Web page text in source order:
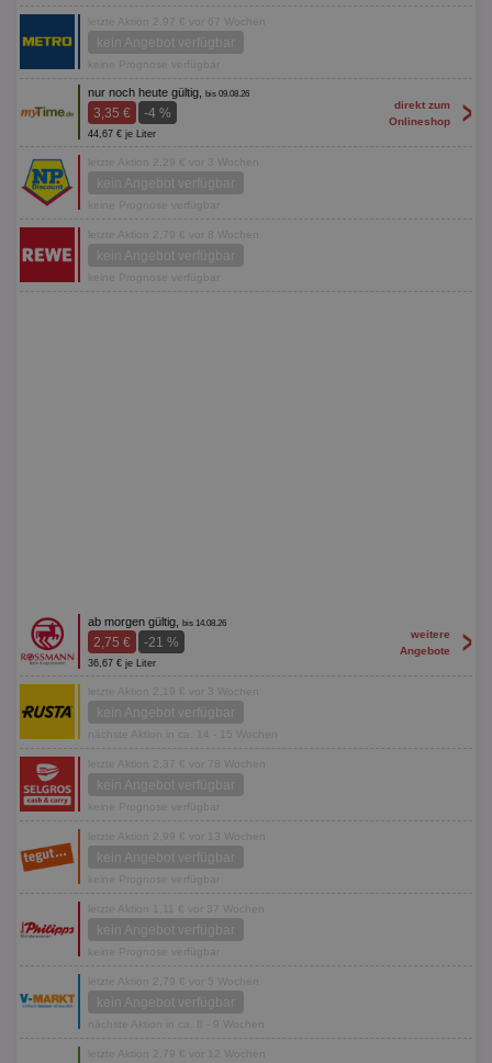
letzte Aktion 2,97 € vor 67 Wochen
kein Angebot verfügbar
keine Prognose verfügbar
nur noch heute gültig, bis 09.08.26
3,35 € -4 %
44,67 € je Liter
direkt zum
Onlineshop
>
letzte Aktion 2,29 € vor 3 Wochen
kein Angebot verfügbar
keine Prognose verfügbar
letzte Aktion 2,79 € vor 8 Wochen
kein Angebot verfügbar
keine Prognose verfügbar
ab morgen gültig, bis 14.08.26
2,75 € -21 %
36,67 € je Liter
weitere
Angebote
>
letzte Aktion 2,19 € vor 3 Wochen
kein Angebot verfügbar
nächste Aktion in ca. 14 - 15 Wochen
letzte Aktion 2,37 € vor 78 Wochen
kein Angebot verfügbar
keine Prognose verfügbar
letzte Aktion 2,99 € vor 13 Wochen
kein Angebot verfügbar
keine Prognose verfügbar
letzte Aktion 1,11 € vor 37 Wochen
kein Angebot verfügbar
keine Prognose verfügbar
letzte Aktion 2,79 € vor 5 Wochen
kein Angebot verfügbar
nächste Aktion in ca. 8 - 9 Wochen
letzte Aktion 2,79 € vor 12 Wochen